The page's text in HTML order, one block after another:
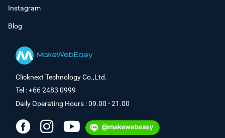
Instagram
Blog
Clicknext Technology Co.,Ltd.
Tel : +66 2483 0999
Daily Operating Hours : 09.00 - 21.00